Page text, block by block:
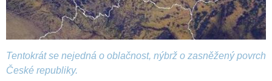
Tentokrát se nejedná o oblačnost, nýbrž o zasněžený povrch
České republiky.